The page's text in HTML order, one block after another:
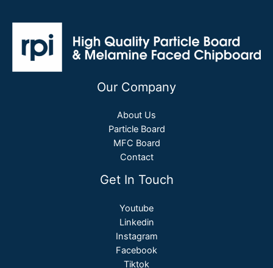
Our Company
About Us
Particle Board
MFC Board
Contact
Get In Touch
Youtube
Linkedin
Instagram
Facebook
Tiktok